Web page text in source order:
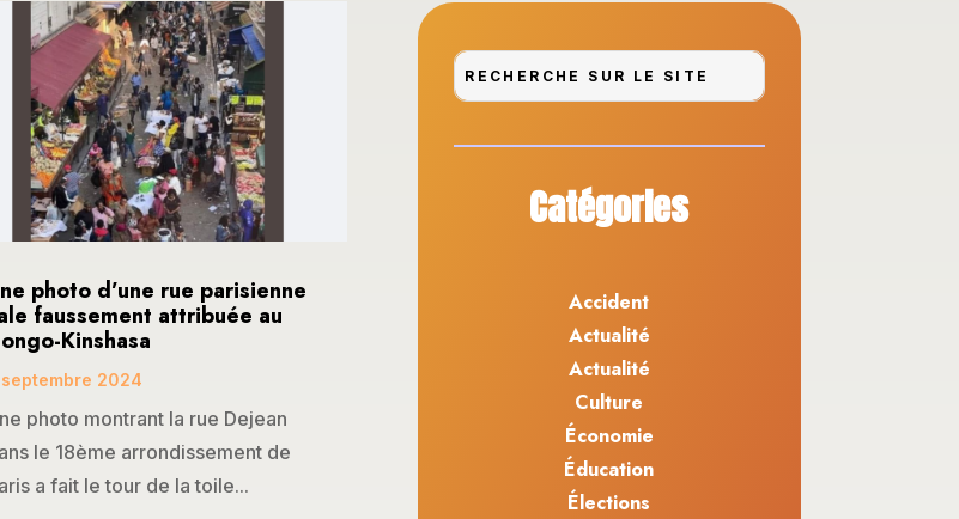
photo d’une rue parisienne
faussement attribuée au
Kinshasa
2024
photo montrant la rue Dejean
le 18ème arrondissement de
a fait le tour de la toile...
Catégories
Accident
Actualité
Actualité
Culture
Économie
Éducation
Élections